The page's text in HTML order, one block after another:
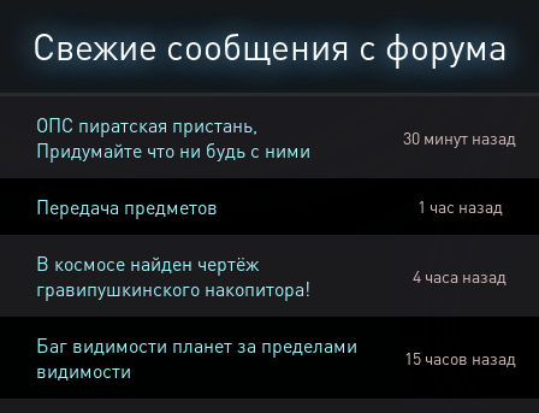
Свежие сообщения с форума
ОПС пиратская пристань,
Придумайте что ни будь с ними
30 минут назад
Передача предметов 1 час назад
В космосе найден чертёж
гравипушкинского накопитора!
4 часа назад
Баг видимости планет за пределами
видимости
15 часов назад